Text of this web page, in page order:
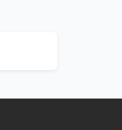
インフ
一貫し
ラウド
ラウド
だけま